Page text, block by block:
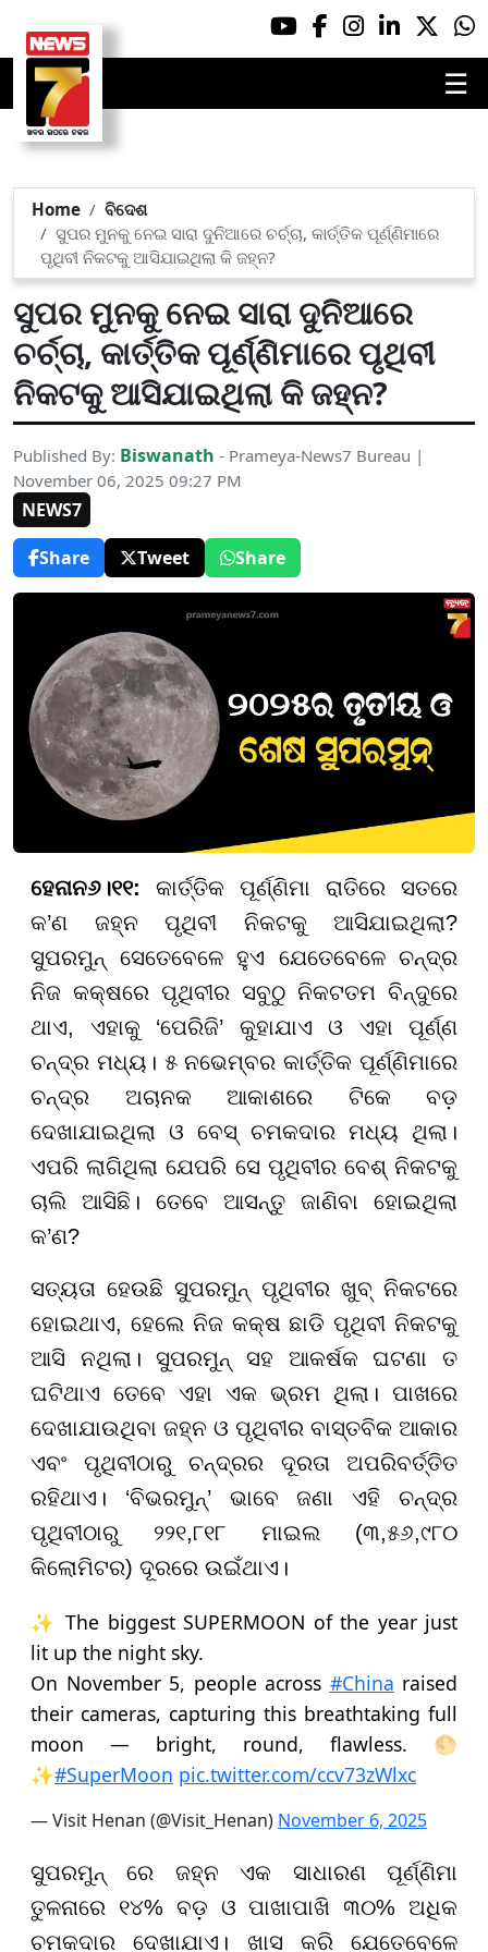
☰
Home
ବିଦେଶ
ସୁପର ମୁନକୁ ନେଇ ସାରା ଦୁନିଆରେ ଚର୍ଚ୍ଚା, କାର୍ତ୍ତିକ ପୂର୍ଣ୍ଣିମାରେ
ପୃଥିବୀ ନିକଟକୁ ଆସିଯାଇଥିଲା କି ଜହ୍ନ?
ସୁପର ମୁନକୁ ନେଇ ସାରା ଦୁନିଆରେ
ଚର୍ଚ୍ଚା, କାର୍ତ୍ତିକ ପୂର୍ଣ୍ଣିମାରେ ପୃଥିବୀ
ନିକଟକୁ ଆସିଯାଇଥିଲା କି ଜହ୍ନ?
Published By: Biswanath - Prameya-News7 Bureau |
November 06, 2025 09:27 PM
NEWS7
Share
Tweet Share
ହେନାନ୬।୧୧: କାର୍ତ୍ତିକ ପୂର୍ଣ୍ଣିମା ରାତିରେ ସତରେ
କ’ଣ ଜହ୍ନ ପୃଥିବୀ ନିକଟକୁ ଆସିଯାଇଥିଲା?
ସୁପରମୁନ୍ ସେତେବେଳେ ହୁଏ ଯେତେବେଳେ ଚନ୍ଦ୍ର
ନିଜ କକ୍ଷରେ ପୃଥିବୀର ସବୁଠୁ ନିକଟତମ ବିନ୍ଦୁରେ
ଥାଏ, ଏହାକୁ ‘ପେରିଜି’ କୁହାଯାଏ ଓ ଏହା ପୂର୍ଣ୍ଣ
ଚନ୍ଦ୍ର ମଧ୍ୟ। ୫ ନଭେମ୍ବର କାର୍ତ୍ତିକ ପୂର୍ଣ୍ଣିମାରେ
ଚନ୍ଦ୍ର ଅଚାନକ ଆକାଶରେ ଟିକେ ବଡ଼
ଦେଖାଯାଇଥିଲା ଓ ବେସ୍ ଚମକଦାର ମଧ୍ୟ ଥିଲା।
ଏପରି ଲାଗିଥିଲା ଯେପରି ସେ ପୃଥିବୀର ବେଶ୍ ନିକଟକୁ
ଚାଲି ଆସିଛି। ତେବେ ଆସନ୍ତୁ ଜାଣିବା ହୋଇଥିଲା
କ’ଣ?
ସତ୍ୟତା ହେଉଛି ସୁପରମୁନ୍‌ ପୃଥିବୀର ଖୁବ୍ ନିକଟରେ
ହୋଇଥାଏ, ହେଲେ ନିଜ କକ୍ଷ ଛାଡି ପୃଥିବୀ ନିକଟକୁ
ଆସି ନଥିଲା। ସୁପରମୁନ୍ ସହ ଆକର୍ଷକ ଘଟଣା ତ
ଘଟିଥାଏ ତେବେ ଏହା ଏକ ଭ୍ରମ ଥିଲା। ପାଖରେ
ଦେଖାଯାଉଥିବା ଜହ୍ନ ଓ ପୃଥିବୀର ବାସ୍ତବିକ ଆକାର
ଏବଂ ପୃଥିବୀଠାରୁ ଚନ୍ଦ୍ରର ଦୂରତା ଅପରିବର୍ତ୍ତିତ
ରହିଥାଏ। ‘ବିଭରମୁନ୍’ ଭାବେ ଜଣା ଏହି ଚନ୍ଦ୍ର
ପୃଥିବୀଠାରୁ ୨୨୧,୮୧୮ ମାଇଲ (୩,୫୬,୯୮୦
କିଲୋମିଟର) ଦୂରରେ ଉଇଁଥାଏ।
✨ The biggest SUPERMOON of the year just
lit up the night sky.
On November 5, people across #China raised
their cameras, capturing this breathtaking full
moon — bright, round, flawless. 🌕
✨#SuperMoon pic.twitter.com/ccv73zWlxc
— Visit Henan (@Visit_Henan) November 6, 2025
ସୁପରମୁନ୍ ରେ ଜହ୍ନ ଏକ ସାଧାରଣ ପୂର୍ଣ୍ଣିମା
ତୁଳନାରେ ୧୪% ବଡ଼ ଓ ପାଖାପାଖି ୩୦% ଅଧିକ
ଚମକଦାର ଦେଖାଯାଏ। ଖାସ କରି ଯେତେବେଳେ